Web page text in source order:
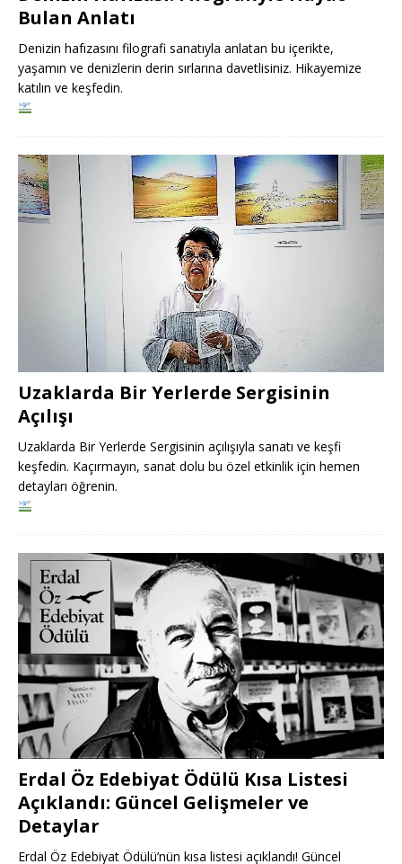
Bulan Anlatı
Denizin hafızasını filografi sanatıyla anlatan bu içerikte,
yaşamın ve denizlerin derin sırlarına davetlisiniz. Hikayemize
katılın ve keşfedin.
Uzaklarda Bir Yerlerde Sergisinin
Açılışı
Uzaklarda Bir Yerlerde Sergisinin açılışıyla sanatı ve keşfi
keşfedin. Kaçırmayın, sanat dolu bu özel etkinlik için hemen
detayları öğrenin.
Erdal Öz Edebiyat Ödülü Kısa Listesi
Açıklandı: Güncel Gelişmeler ve
Detaylar
Erdal Öz Edebiyat Ödülü’nün kısa listesi açıklandı! Güncel